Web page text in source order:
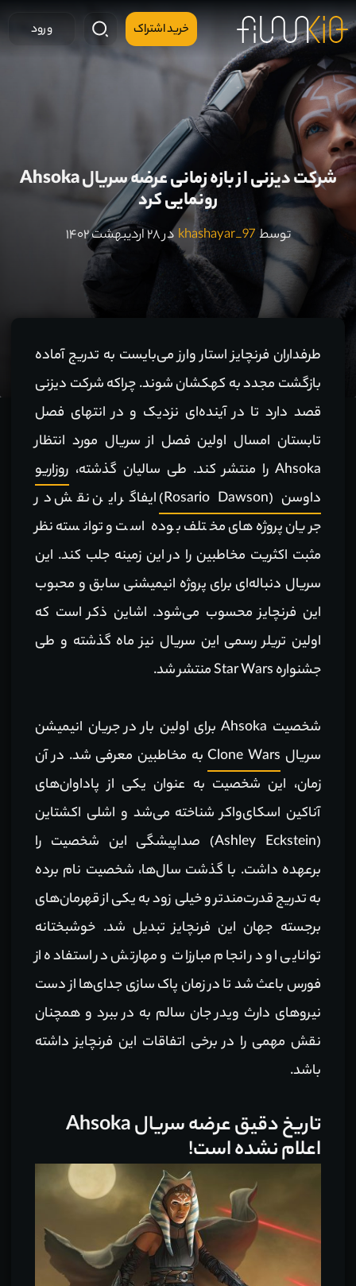
خرید اشتراک ورود
شرکت دیزنی از بازه زمانی عرضه سریال Ahsoka
رونمایی کرد
توسطkhashayar_97 در ۲۸ اردیبهشت ۱۴۰۲
طرفداران فرنچایز استار وارز می‌بایست به تدریج آماده
بازگشت مجدد به کهکشان شوند. چراکه شرکت دیزنی
قصد دارد تا در آینده‌ای نزدیک و در انتهای فصل
تابستان امسال اولین فصل از سریال مورد انتظار
Ahsoka را منتشر کند. طی سالیان گذشته،
روزاریو
داوسن (Rosario Dawson)
ایفاگر این نقش در
جریان پروژه‌های مختلف بوده است و توانسته نظر
مثبت اکثریت مخاطبین را در این زمینه جلب کند. این
سریال دنباله‌ای برای پروژه انیمیشنی سابق و محبوب
این فرنچایز محسوب می‌شود. اشاین ذکر است که
اولین تریلر رسمی این سریال نیز ماه گذشته و طی
جشنواره Star Wars منتشر شد.
شخصیت Ahsoka برای اولین بار در جریان انیمیشن
سریال Clone Warsبه مخاطبین معرفی شد. در آن
زمان، این شخصیت به عنوان یکی از پاداوان‌های
آناکین اسکای‌واکر شناخته می‌شد و اشلی اکشتاین
(Ashley Eckstein) صداپیشگی این شخصیت را
برعهده داشت. با گذشت سال‌ها، شخصیت نام برده
به تدریج قدرت‌مندتر و خیلی زود به یکی از قهرمان‌های
برجسته جهان این فرنچایز تبدیل شد. خوشبختانه
توانایی او در انجام مبارزات و مهارتش در استفاده از
فورس باعث شد تا در زمان پاک سازی جدای‌ها از دست
نیروهای دارث ویدر جان سالم به در ببرد و همچنان
نقش مهمی را در برخی اتفاقات این فرنچایز داشته
باشد.
تاریخ دقیق عرضه سریال Ahsoka
اعلام نشده است!